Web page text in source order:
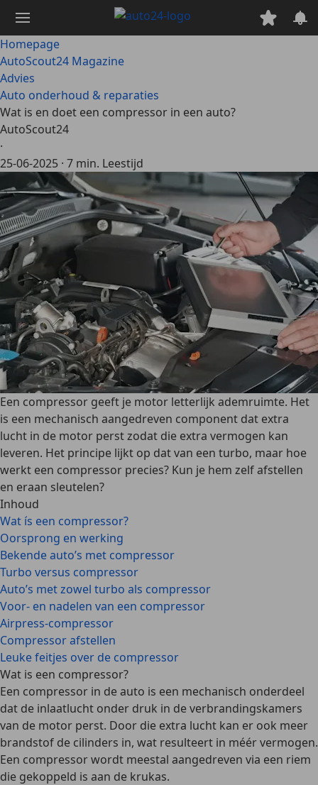
naar
hoofdinhoud
Homepage
AutoScout24 Magazine
Advies
Auto onderhoud & reparaties
Wat is en doet een compressor in een auto?
AutoScout24
·
25-06-2025 · 7 min. Leestijd
Een compressor geeft je motor letterlijk ademruimte. Het
is een mechanisch aangedreven component dat extra
lucht in de motor perst zodat die extra vermogen kan
leveren. Het principe lijkt op dat van een turbo, maar hoe
werkt een compressor precies? Kun je hem zelf afstellen
en eraan sleutelen?
Inhoud
Wat ís een compressor?
Oorsprong en werking
Bekende auto’s met compressor
Turbo versus compressor
Auto’s met zowel turbo als compressor
Voor- en nadelen van een compressor
Airpress-compressor
Compressor afstellen
Leuke feitjes over de compressor
Wat is een compressor?
Een compressor in de auto is een mechanisch onderdeel
dat de inlaatlucht onder druk in de verbrandingskamers
van de motor perst. Door die extra lucht kan er ook meer
brandstof de cilinders in, wat resulteert in méér vermogen.
Een compressor wordt meestal aangedreven via een riem
die gekoppeld is aan de krukas.